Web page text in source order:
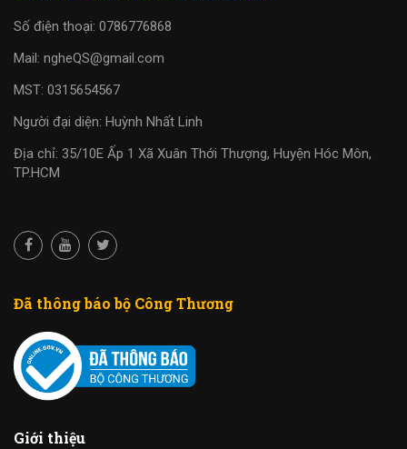
Số điện thoại: 0786776868
Mail: ngheQS@gmail.com
MST: 0315654567
Người đại diện: Huỳnh Nhất Linh
Địa chỉ: 35/10E Ấp 1 Xã Xuân Thới Thượng, Huyện Hóc Môn,
TP.HCM
Đã thông báo bộ Công Thương
Giới thiệu